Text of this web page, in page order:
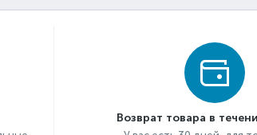
Возврат товара в